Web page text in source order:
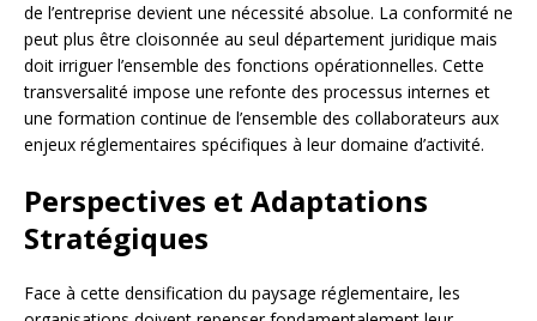
de l’entreprise devient une nécessité absolue. La conformité ne
peut plus être cloisonnée au seul département juridique mais
doit irriguer l’ensemble des fonctions opérationnelles. Cette
transversalité impose une refonte des processus internes et
une formation continue de l’ensemble des collaborateurs aux
enjeux réglementaires spécifiques à leur domaine d’activité.
Perspectives et Adaptations
Stratégiques
Face à cette densification du paysage réglementaire, les